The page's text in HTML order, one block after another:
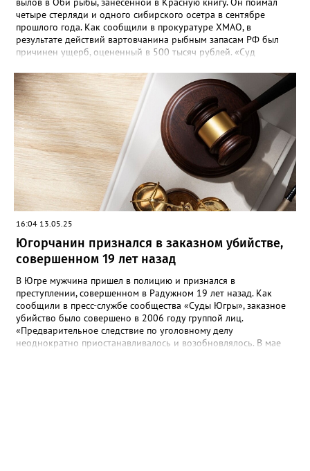
четыре стерляди и одного сибирского осетра в сентябре
прошлого года. Как сообщили в прокуратуре ХМАО, в
результате действий вартовчанина рыбным запасам РФ был
причинен ущерб, оцененный в 500 тысяч рублей. «Суд
свободы условно с испытательным сроком в один год», —
говорится в сообщении. Также у мужчины конфисковали
моторную лодку и передали государству. На данный момент
приговор не вступил в законную силу.
16:04 13.05.25
Югорчанин признался в заказном убийстве,
совершенном 19 лет назад
В Югре мужчина пришел в полицию и признался в
преступлении, совершенном в Радужном 19 лет назад. Как
сообщили в пресс-службе сообщества «Суды Югры», заказное
убийство было совершено в 2006 году группой лиц.
«Предварительное следствие по уголовному делу
неоднократно приостанавливалось и возобновлялось. В мае